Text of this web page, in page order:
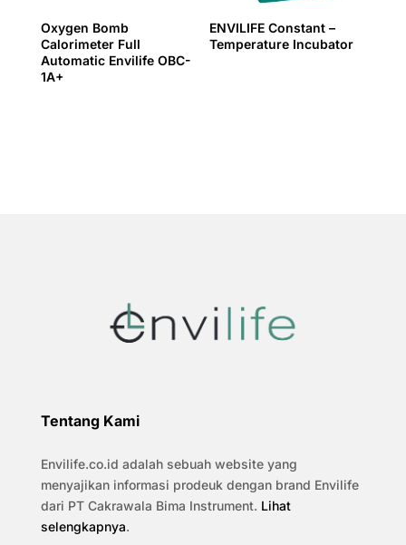
Oxygen Bomb
Calorimeter Full
Automatic Envilife OBC-
1A+
ENVILIFE Constant –
Temperature Incubator
Tentang Kami
Envilife.co.id adalah sebuah website yang
menyajikan informasi prodeuk dengan brand Envilife
dari PT Cakrawala Bima Instrument. Lihat
selengkapnya.